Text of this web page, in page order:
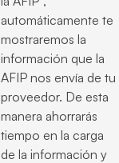
automáticamente te
mostraremos la
información que la
AFIP nos envía de tu
proveedor. De esta
manera ahorrarás
tiempo en la carga
de la información y